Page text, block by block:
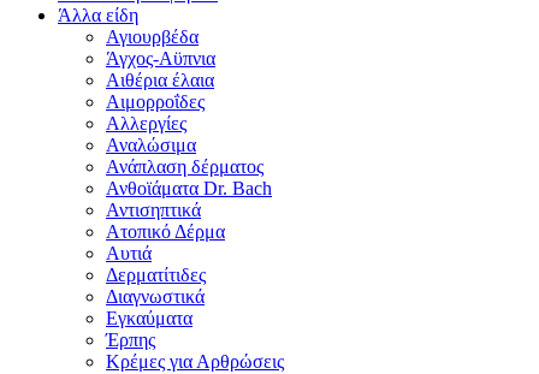
Άλλα είδη
Αγιουρβέδα
Άγχος-Αϋπνια
Αιθέρια έλαια
Αιμορροΐδες
Αλλεργίες
Αναλώσιμα
Ανάπλαση δέρματος
Ανθοϊάματα Dr. Bach
Αντισηπτικά
Ατοπικό Δέρμα
Αυτιά
Δερματίτιδες
Διαγνωστικά
Εγκαύματα
Έρπης
Κρέμες για Αρθρώσεις